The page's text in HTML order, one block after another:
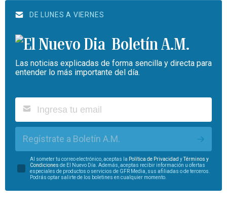
DE LUNES A VIERNES
Boletín A.M.
Las noticias explicadas de forma sencilla y directa para
entender lo más importante del día.
Regístrate a Boletín A.M.
Al someter tu correo electrónico, aceptas la Política de Privacidad y
Términos y
Condiciones de El Nuevo Día. Además, aceptas recibir información u ofertas
especiales de productos o servicios de GFR Media, sus afiliadas o de terceros.
Podrás optar salirte de los boletines en cualquier momento.